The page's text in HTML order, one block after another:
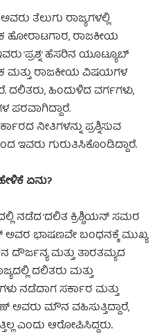
ತೆಲುಗು ರಾಜ್ಯಗಳಲ್ಲಿ
ಹೋರಾಟಗಾರ, ರಾಜಕೀಯ
‘ಪ್ರಶ್ನ’ ಹೆಸರಿನ ಯೂಟ್ಯೂಬ್
ಮತ್ತು ರಾಜಕೀಯ ವಿಷಯಗಳ
ದಲಿತರು, ಹಿಂದುಳಿದ ವರ್ಗಗಳು,
ಪರವಾಗಿದ್ದಾರೆ.
ನೀತಿಗಳನ್ನು ಪ್ರಶ್ನಿಸುವ
ಇವರು ಗುರುತಿಸಿಕೊಂಡಿದ್ದಾರೆ.
ಏನು?
ನಡೆದ ‘ದಲಿತ ಕ್ರಿಶ್ಚಿಯನ್ ಸಮರ
ಭಾಷಣವೇ ಬಂಧನಕ್ಕೆ ಮುಖ್ಯ
ಮತ್ತು ತಾರತಮ್ಯದ
ದಲಿತರು ಮತ್ತು
ನಡೆದಾಗ ಸರ್ಕಾರ ಮತ್ತು
ಅವರು ಮೌನ ವಹಿಸುತ್ತಿದ್ದಾರೆ,
ಎಂದು ಆರೋಪಿಸಿದ್ದರು.